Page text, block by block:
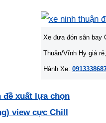
Xe đưa đón sân bay
Thuận/Vĩnh Hy giá
Hành Xe:
đề xuất lựa chọn
view cực Chill